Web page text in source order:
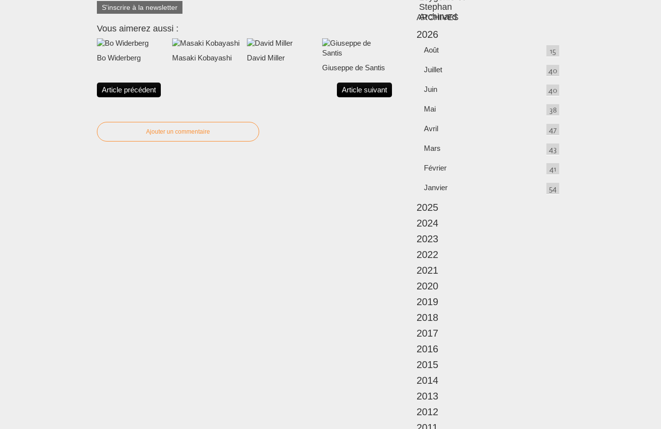
S'inscrire à la newsletter
Vous aimerez aussi :
Bo Widerberg Masaki Kobayashi
David Miller
Giuseppe de Santis
Article précédent Article suivant
Ajouter un commentaire
ARCHIVES
2026
Août 15
Juillet 40
Juin 40
Mai 38
Avril 47
Mars 43
Février 41
Janvier 54
2025
2024
2023
2022
2021
2020
2019
2018
2017
2016
2015
2014
2013
2012